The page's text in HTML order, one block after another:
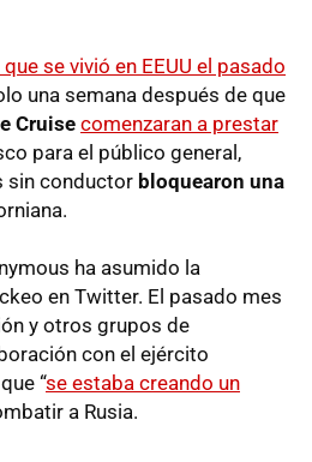
se vivió en EEUU el pasado
una semana después de que
Cruise comenzaran a prestar
para el público general,
sin conductor bloquearon una
ha asumido la
en Twitter. El pasado mes
y otros grupos de
con el ejército
“se estaba creando un
a Rusia.